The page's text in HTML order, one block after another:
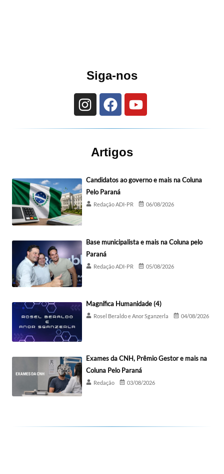
Siga-nos
Artigos
Candidatos ao governo e mais na Coluna
Pelo Paraná
Redação ADI-PR 06/08/2026
Base municipalista e mais na Coluna pelo
Paraná
Redação ADI-PR 05/08/2026
Magnífica Humanidade (4)
Rosel Beraldo e Anor Sganzerla 04/08/2026
Exames da CNH, Prêmio Gestor e mais na
Coluna Pelo Paraná
Redação 03/08/2026